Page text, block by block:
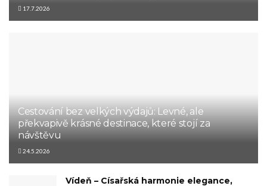
17.7.2026
Cestování bez velkých výdajů: Levné, ale
překvapivě krásné destinace, které stojí za
návštěvu
24.5.2026
Vídeň – Císařská harmonie elegance,